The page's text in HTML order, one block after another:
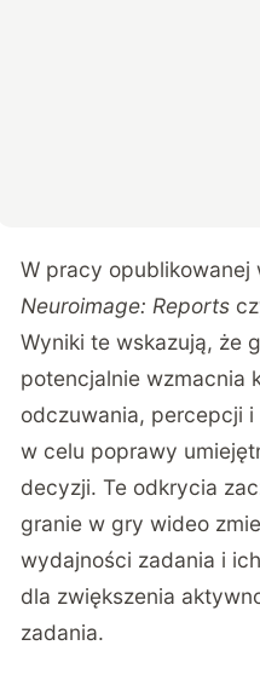
W pracy opublikowanej
Neuroimage: Reports
Wyniki te wskazują, że
potencjalnie wzmacnia
odczuwania, percepcji i
w celu poprawy
decyzji. Te odkrycia
granie w gry wideo
wydajności zadania i
dla zwiększenia
zadania.